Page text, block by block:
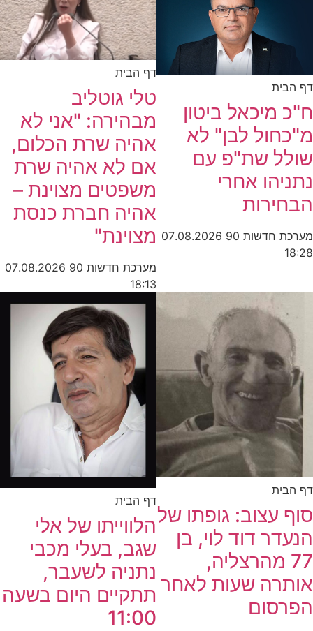
דף הבית
ח"כ מיכאל ביטון
מ"כחול לבן" לא
שולל שת"פ עם
נתניהו אחרי
הבחירות
מערכת חדשות 90
07.08.2026
18:28
דף הבית
טלי גוטליב
מבהירה: "אני לא
אהיה שרת הכלום,
אם לא אהיה שרת
משפטים מצוינת –
אהיה חברת כנסת
מצוינת"
מערכת חדשות 90
07.08.2026
18:13
דף הבית
סוף עצוב: גופתו של
הנעדר דוד לוי, בן
77 מהרצליה,
אותרה שעות לאחר
הפרסום
דף הבית
הלווייתו של אלי
שגב, בעלי מכבי
נתניה לשעבר,
תתקיים היום בשעה
11:00